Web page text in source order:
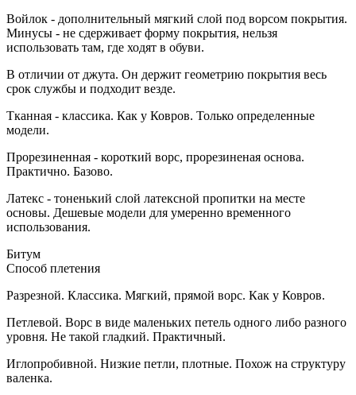
Войлок - дополнительный мягкий слой под ворсом покрытия.
Минусы - не сдерживает форму покрытия, нельзя
использовать там, где ходят в обуви.
В отличии от джута. Он держит геометрию покрытия весь
срок службы и подходит везде.
Тканная - классика. Как у Ковров. Только определенные
модели.
Прорезиненная - короткий ворс, прорезиненая основа.
Практично. Базово.
Латекс - тоненький слой латексной пропитки на месте
основы. Дешевые модели для умеренно временного
использования.
Битум
Способ плетения
Разрезной. Классика. Мягкий, прямой ворс. Как у Ковров.
Петлевой. Ворс в виде маленьких петель одного либо разного
уровня. Не такой гладкий. Практичный.
Иглопробивной. Низкие петли, плотные. Похож на структуру
валенка.